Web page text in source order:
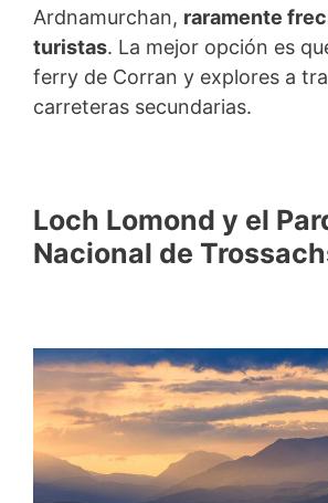
Ardnamurchan, raramente
turistas. La mejor opción es
ferry de Corran y explores a
carreteras secundarias.
Loch Lomond y el
Nacional de